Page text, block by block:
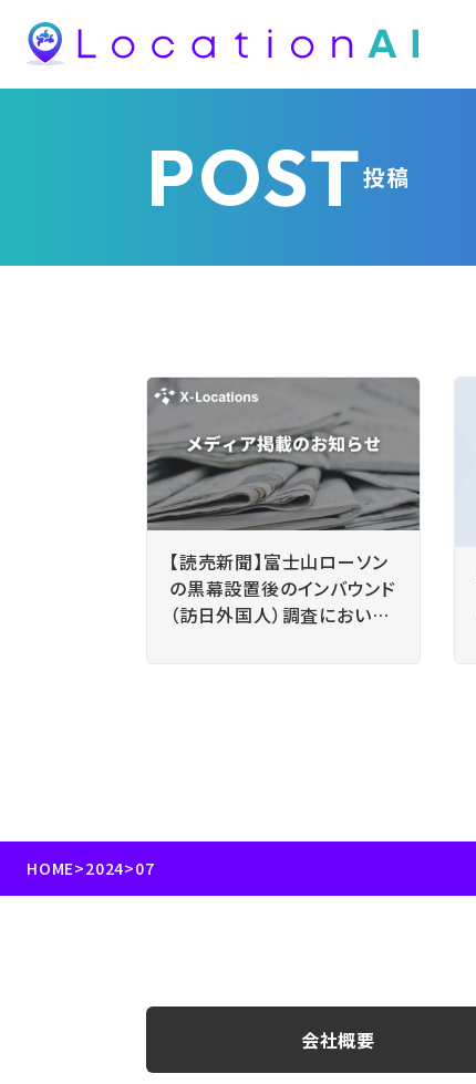
POST投稿
【読売新聞】富士山ローソン
の黒幕設置後のインバウンド
（訪日外国人）調査におい
HOME>2024>07
会社概要